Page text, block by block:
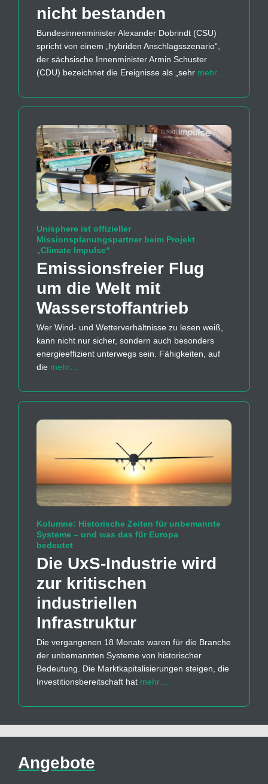
nicht bestanden
Bundesinnenminister Alexander Dobrindt (CSU)
spricht von einem „hybriden Anschlagsszenario“,
der sächsische Innenminister Armin Schuster
(CDU) bezeichnet die Ereignisse als „sehr mehr…
Unisphere ist offizieller
Missionsplanungspartner beim Projekt
„Climate Impulse“
Emissions­freier Flug
um die Welt mit
Wasserstoff­antrieb
Wer Wind- und Wetterverhältnisse zu lesen weiß,
kann nicht nur sicher, sondern auch besonders
energieeffizient unterwegs sein. Fähigkeiten, auf
die mehr…
Kolumne: Historische Zeiten für unbemannte
Systeme – und was das für Europa
bedeutet
Die UxS-Industrie wird
zur kritischen
industriellen
Infrastruktur
Die vergangenen 18 Monate waren für die Branche
der unbemannten Systeme von historischer
Bedeutung. Die Marktkapitalisierungen steigen, die
Investitionsbereitschaft hat mehr…
Angebote